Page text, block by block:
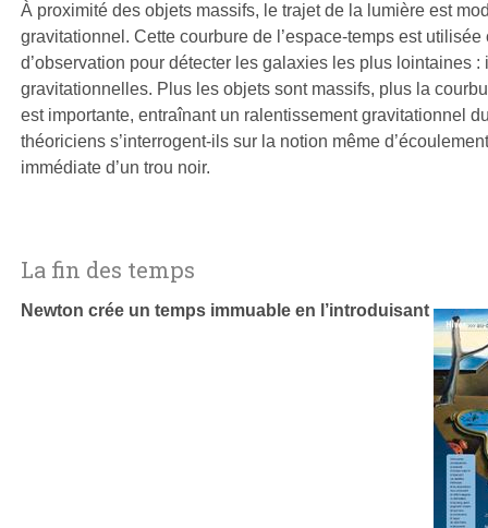
À proximité des objets massifs, le trajet de la lumière est
gravitationnel. Cette courbure de l’espace-temps est utilisée
d’observation pour détecter les galaxies les plus lointaines :
gravitationnelles. Plus les objets sont massifs, plus la
est importante, entraînant un ralentissement gravitationnel
théoriciens s’interrogent-ils sur la notion même
immédiate d’un trou noir.
La fin des temps
Newton crée un temps immuable en l’introduisant